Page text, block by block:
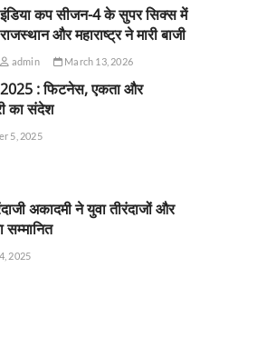
इंडिया कप सीजन-4 के सुपर सिक्स में
राजस्थान और महाराष्ट्र ने मारी बाजी
admin March 13, 2026
2025 : फिटनेस, एकता और
का संदेश
5, 2025
अकादमी ने युवा तीरंदाजों और
2025